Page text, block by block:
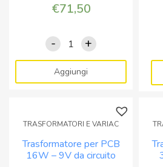
€71,50
-
Trasformatore
per
PCB
150W
da
circuito
stampato
+
Aggiungi
TRASFORMATORI E VARIAC
Trasformatore per PCB
16W – 9V da circuito